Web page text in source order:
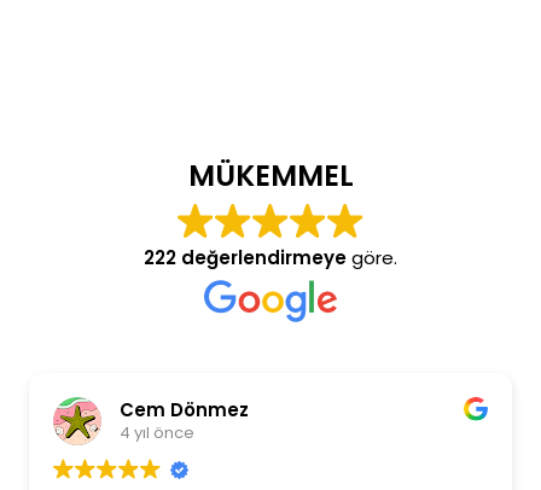
MÜKEMMEL
222 değerlendirmeyegöre.
Cem Dönmez
4 yıl önce